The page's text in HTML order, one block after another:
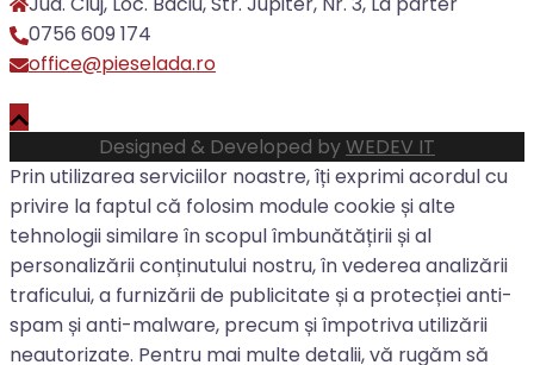
0756 609 174
office@pieselada.ro
Designed & Developed byWEDEV IT
Prin utilizarea serviciilor noastre, îți exprimi acordul cu
privire la faptul că folosim module cookie și alte
tehnologii similare în scopul îmbunătățirii și al
personalizării conținutului nostru, în vederea analizării
traficului, a furnizării de publicitate și a protecției anti-
spam și anti-malware, precum și împotriva utilizării
neautorizate. Pentru mai multe detalii, vă rugăm să